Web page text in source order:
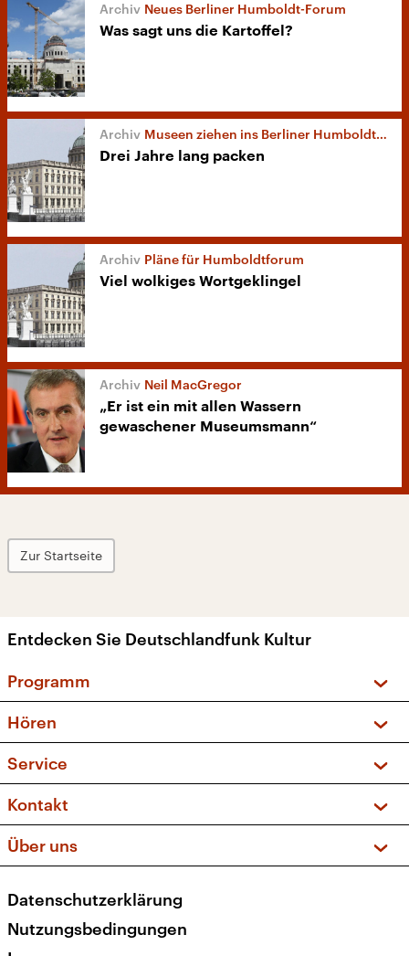
Neues Berliner Humboldt-Forum
Was sagt uns die Kartoffel?
Museen ziehen ins Berliner Humboldt-Forum
Drei Jahre lang packen
Pläne für Humboldtforum
Viel wolkiges Wortgeklingel
Neil MacGregor
„Er ist ein mit allen Wassern
gewaschener Museumsmann“
Zur Startseite
Entdecken Sie Deutschlandfunk Kultur
Programm
Sendungen und Podcasts
Musikliste
Kakadu – Das Kinderprogramm
Hören
Frequenzen (UKW + DAB+)
Service
FAQ
Apps
Newsletter
Kontakt
Social Media
Über uns
Presse
Karriere
Datenschutzerklärung
Nutzungsbedingungen